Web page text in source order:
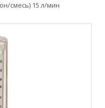
смесь) 15 л/мин